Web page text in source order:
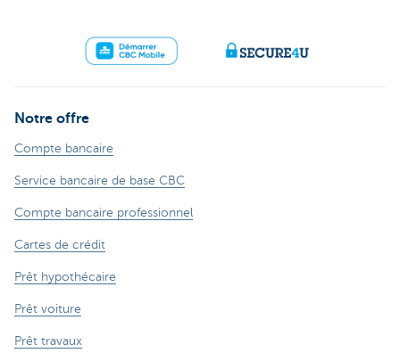
Notre offre
Compte bancaire
Service bancaire de base CBC
Compte bancaire professionnel
Cartes de crédit
Prêt hypothécaire
Prêt voiture
Prêt travaux